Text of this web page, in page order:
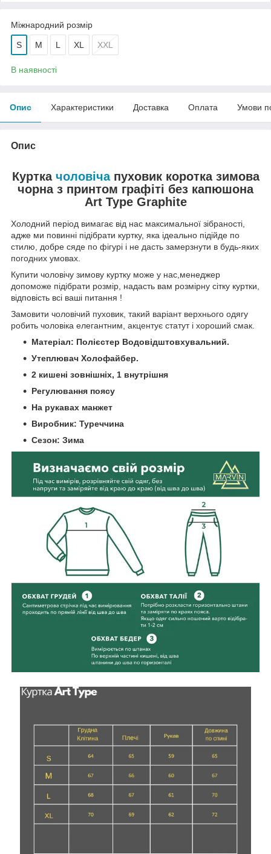
Міжнародний розмір
S M L XL XXL
В наявності
Опис Характеристики Доставка Оплата Умови
Опис
Куртка чоловічапуховик коротка зимова
чорна з принтом графіті без капюшона
Art Type Graphite
Холодний період вимагає від нас максимальної зібраності,
адже ми повинні підібрати куртку, яка ідеально підійде по
стилю, добре сяде по фігурі і не дасть замерзнути в будь-яких
погодних умовах.
Купити чоловічу зимову куртку може у нас,менеджер
допоможе підібрати розмір, надасть вам розмірну сітку куртки,
відповість всі ваші питання !
Замовити чоловічий пуховик, такий варіант верхнього одягу
робить чоловіка елегантним, акцентує статут і хороший смак.
Матеріал: Полієстер Водовідштовхувальний.
Утеплювач Холофайбер.
2 кишені зовнішніх, 1 внутрішня
Регулювання поясу
На рукавах манжет
Виробник: Туреччина
Сезон: Зима